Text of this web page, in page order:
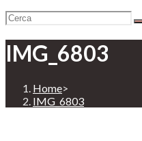
IMG_6803
Home>
IMG_6803